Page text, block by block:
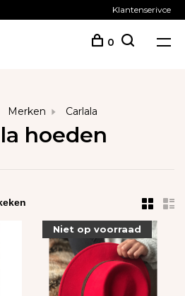
Klantenserivce
0
Merken Carlala
hoeden
Niet op voorraad